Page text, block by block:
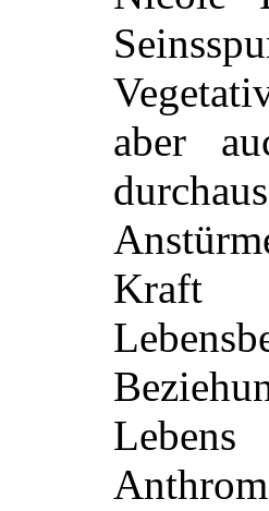
aber